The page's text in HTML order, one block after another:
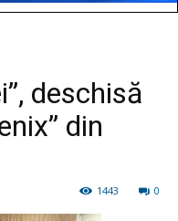
deschisă
din
0
1443